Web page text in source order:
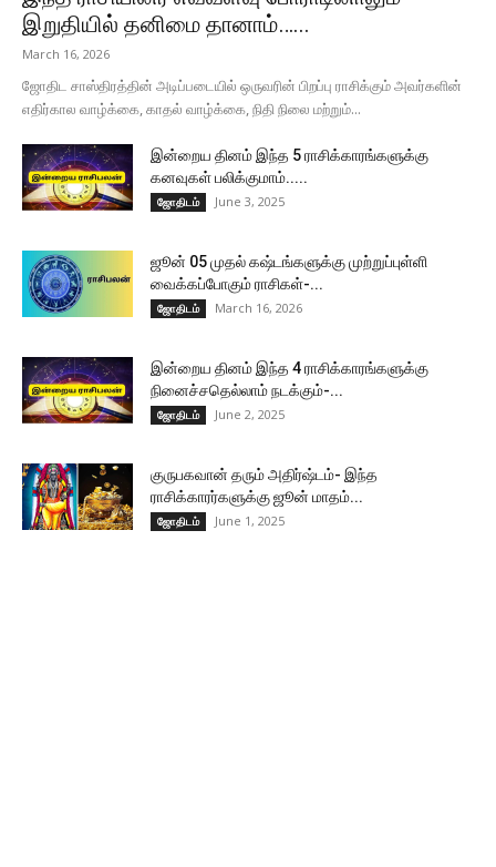
இறுதியில் தனிமை தானாம்…...
March 16, 2026
ஜோதிட சாஸ்திரத்தின் அடிப்படையில் ஒருவரின் பிறப்பு ராசிக்கும் அவர்களின்
எதிர்கால வாழ்க்கை, காதல் வாழ்க்கை, நிதி நிலை மற்றும்...
இன்றைய தினம் இந்த 5 ராசிக்காரங்களுக்கு
கனவுகள் பலிக்குமாம்.....
ஜோதிடம் June 3, 2025
ஜூன் 05 முதல் கஷ்டங்களுக்கு முற்றுப்புள்ளி
வைக்கப்போகும் ராசிகள்-...
ஜோதிடம் March 16, 2026
இன்றைய தினம் இந்த 4 ராசிக்காரங்களுக்கு
நினைச்சதெல்லாம் நடக்கும்-...
ஜோதிடம் June 2, 2025
குருபகவான் தரும் அதிர்ஷ்டம்- இந்த
ராசிக்காரர்களுக்கு ஜூன் மாதம்...
ஜோதிடம் June 1, 2025